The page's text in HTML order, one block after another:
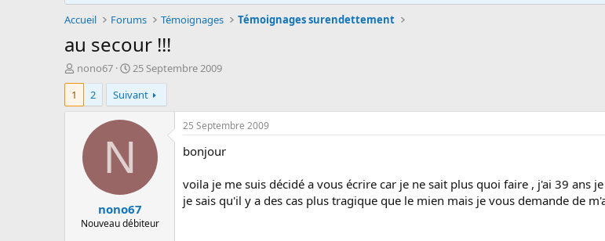
Accueil Forums Témoignages Témoignages surendettement
au secour !!!
A
u
e
nono67
D
a
t
e
d
u
t
25 Septembre 2009
1
2 Suivant
N
nono67
Nouveau débiteur
25 Septembre 2009
bonjour
voila je me suis décidé a vous écrire car je ne sait plus quoi faire , j'ai 39 ans
je sais qu'il y a des cas plus tragique que le mien mais je vous demande de